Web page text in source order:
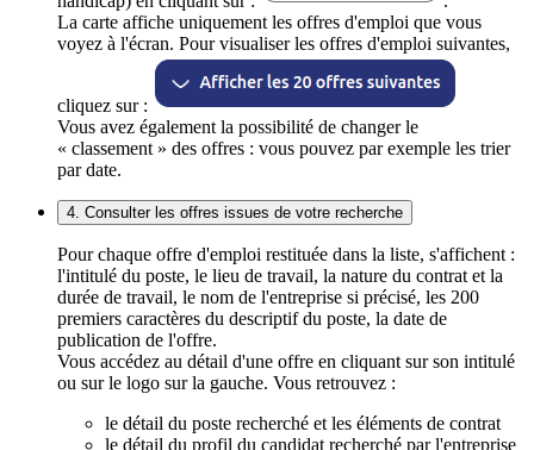
La carte affiche uniquement les offres d'emploi que vous
voyez à l'écran. Pour visualiser les offres d'emploi suivantes,
cliquez sur :
Vous avez également la possibilité de changer le
« classement » des offres : vous pouvez par exemple les trier
par date.
4. Consulter les offres issues de votre recherche
Pour chaque offre d'emploi restituée dans la liste, s'affichent :
l'intitulé du poste, le lieu de travail, la nature du contrat et la
durée de travail, le nom de l'entreprise si précisé, les 200
premiers caractères du descriptif du poste, la date de
publication de l'offre.
Vous accédez au détail d'une offre en cliquant sur son intitulé
ou sur le logo sur la gauche. Vous retrouvez :
le détail du poste recherché et les éléments de contrat
le détail du profil du candidat recherché par l'entreprise